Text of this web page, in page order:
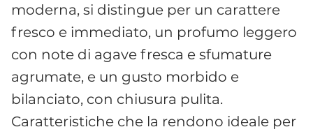
moderna, si distingue per un carattere
fresco e immediato, un profumo leggero
con note di agave fresca e sfumature
agrumate, e un gusto morbido e
bilanciato, con chiusura pulita.
Caratteristiche che la rendono ideale per